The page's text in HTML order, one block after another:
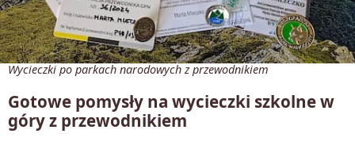
Wycieczki po parkach narodowych z przewodnikiem
Gotowe pomysły na wycieczki szkolne w
góry z przewodnikiem